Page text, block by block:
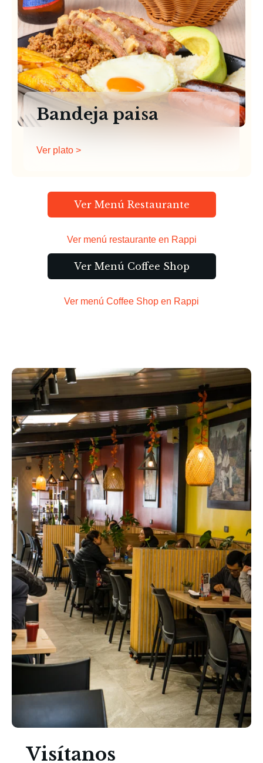
Bandeja paisa
Ver plato >
Ver Menú Restaurante
Ver menú restaurante en Rappi
Ver Menú Coffee Shop
Ver menú Coffee Shop en Rappi
Visítanos